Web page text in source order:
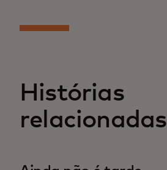
Histórias
relacionadas